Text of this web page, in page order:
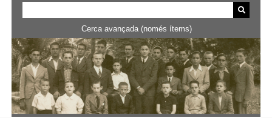
Cerca avançada (només ítems)